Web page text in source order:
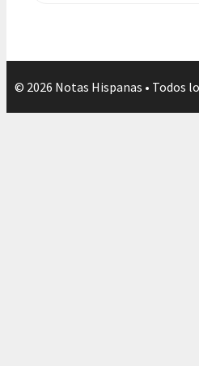
© 2026 Notas Hispanas • Todos